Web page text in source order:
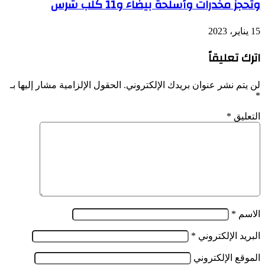
وتحجز مخدرات وأسلحة بيضاء و11 كلب شرس
15 يناير، 2023
اترك تعليقاً
لن يتم نشر عنوان بريدك الإلكتروني. الحقول الإلزامية مشار إليها بـ
*
التعليق *
الاسم *
البريد الإلكتروني *
الموقع الإلكتروني